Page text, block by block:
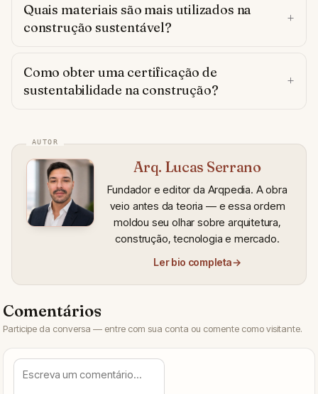
Quais materiais são mais utilizados na
construção sustentável?
Como obter uma certificação de
sustentabilidade na construção?
Arq. Lucas Serrano
Fundador e editor da Arqpedia. A obra
veio antes da teoria — e essa ordem
moldou seu olhar sobre arquitetura,
construção, tecnologia e mercado.
Ler bio completa→